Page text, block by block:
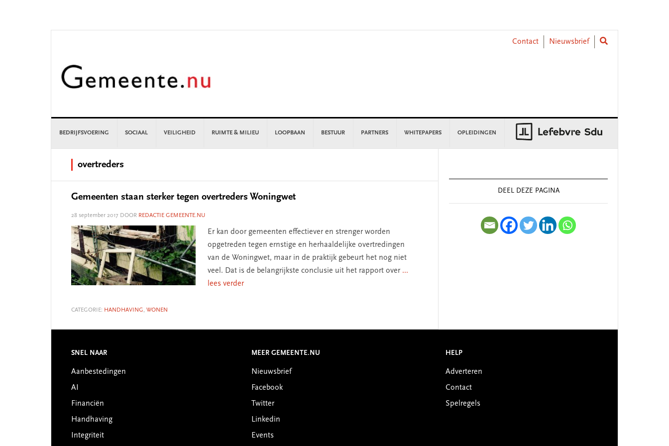
Contact
Nieuwsbrief
BEDRIJFSVOERING SOCIAAL VEILIGHEID RUIMTE & MILIEU LOOPBAAN BESTUUR PARTNERS WHITEPAPERS OPLEIDINGEN
overtreders
Gemeenten staan sterker tegen overtreders Woningwet
28 september 2017 DOOR REDACTIE GEMEENTE.NU
Er kan door gemeenten effectiever en strenger worden
opgetreden tegen ernstige en herhaaldelijke overtredingen
van de Woningwet, maar in de praktijk gebeurt het nog niet
veel. Dat is de belangrijkste conclusie uit het rapport over ...
lees verder
CATEGORIE: HANDHAVING, WONEN
Sidebar
DEEL DEZE PAGINA
Footer
SNEL NAAR
Aanbestedingen
AI
Financiën
Handhaving
Integriteit
MEER GEMEENTE.NU
Nieuwsbrief
Facebook
Twitter
Linkedin
Events
HELP
Adverteren
Contact
Spelregels